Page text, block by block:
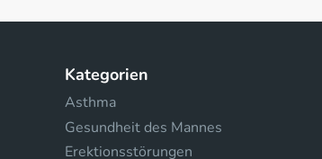
Kategorien
Asthma
Gesundheit des Mannes
Erektionsstörungen